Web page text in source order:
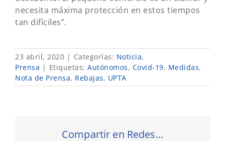
necesita máxima protección en estos tiempos
tan difíciles”.
23 abril, 2020 | Categorías: Noticia,
Prensa | Etiquetas: Autónomos, Covid-19, Medidas,
Nota de Prensa, Rebajas, UPTA
Compartir en Redes...